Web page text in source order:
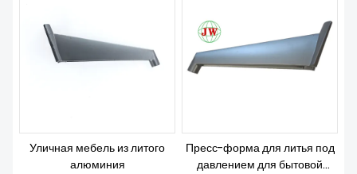
Уличная мебель из литого
алюминия
Пресс-форма для литья под
давлением для бытовой